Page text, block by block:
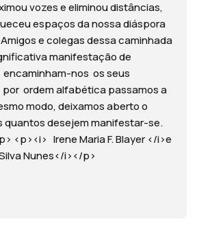
vozes e eliminou distâncias,
espaços da nossa diáspora
e colegas dessa caminhada
manifestação de
nos os seus
ordem alfabética passamos a
modo, deixamos aberto o
quantos desejem manifestar-se.
<p><i> Irene Maria F. Blayer </i>e
Nunes</i></p>